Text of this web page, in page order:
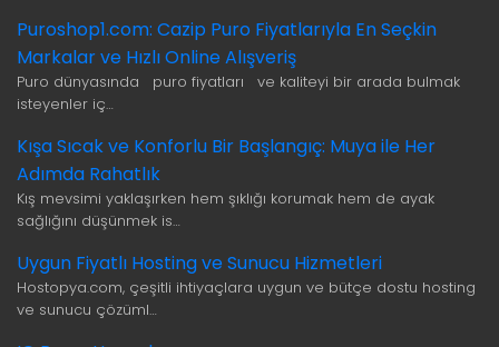
Puroshop1.com: Cazip Puro Fiyatlarıyla En Seçkin
Markalar ve Hızlı Online Alışveriş
Puro dünyasında puro fiyatları ve kaliteyi bir arada bulmak
isteyenler iç…
Kışa Sıcak ve Konforlu Bir Başlangıç: Muya ile Her
Adımda Rahatlık
Kış mevsimi yaklaşırken hem şıklığı korumak hem de ayak
sağlığını düşünmek is…
Uygun Fiyatlı Hosting ve Sunucu Hizmetleri
Hostopya.com, çeşitli ihtiyaçlara uygun ve bütçe dostu hosting
ve sunucu çözüml…